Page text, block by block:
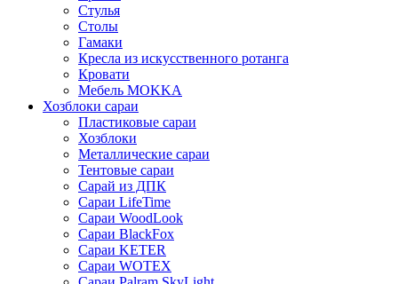
Стулья
Столы
Гамаки
Кресла из искусственного ротанга
Кровати
Мебель MOKKA
Хозблоки сараи
Пластиковые сараи
Хозблоки
Металлические сараи
Тентовые сараи
Сарай из ДПК
Cараи LifeTime
Cараи WoodLook
Сараи BlackFox
Сараи KETER
Сараи WOTEX